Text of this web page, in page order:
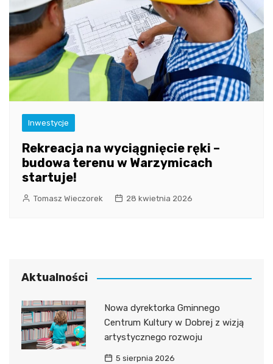
Inwestycje
Rekreacja na wyciągnięcie ręki –
budowa terenu w Warzymicach
startuje!
Tomasz Wieczorek 28 kwietnia 2026
Aktualności
Nowa dyrektorka Gminnego
Centrum Kultury w Dobrej z wizją
artystycznego rozwoju
5 sierpnia 2026